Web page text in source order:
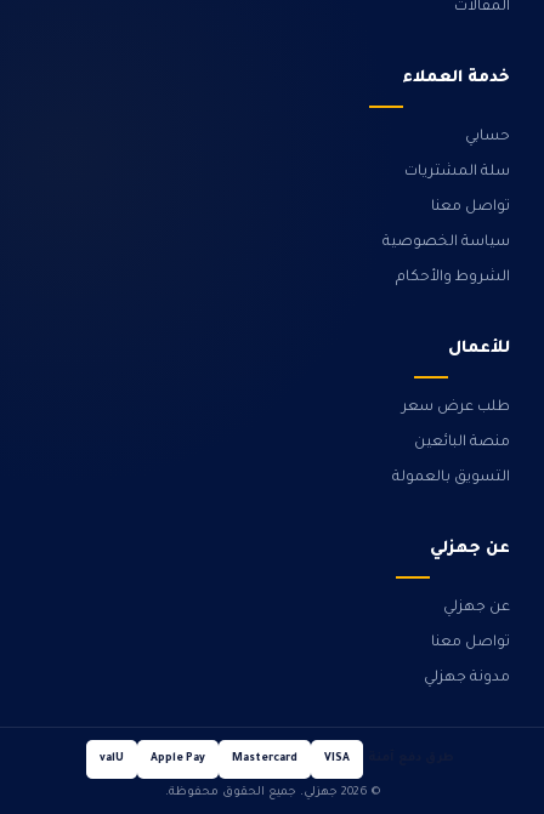
المقالات
خدمة العملاء
حسابي
سلة المشتريات
تواصل معنا
سياسة الخصوصية
الشروط والأحكام
للأعمال
طلب عرض سعر
منصة البائعين
التسويق بالعمولة
عن جهزلي
عن جهزلي
تواصل معنا
مدونة جهزلي
VISA
Mastercard
Apple Pay
valU
© 2026 جهزلي. جميع الحقوق محفوظة.